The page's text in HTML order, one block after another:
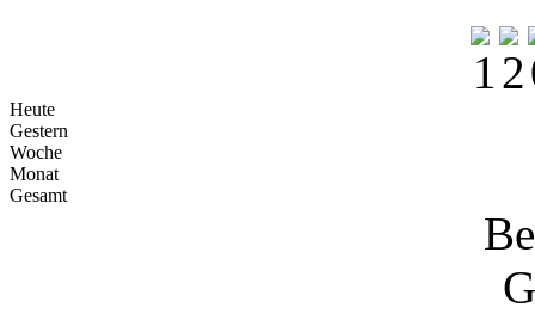
Heute
Gestern
Woche
Monat
Gesamt